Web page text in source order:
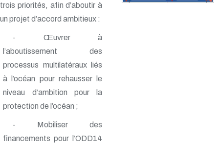
trois priorités, afin d’aboutir à
un projet d’accord ambitieux :
- Œuvrer à
l’aboutissement des
processus multilatéraux liés
à l’océan pour rehausser le
niveau d’ambition pour la
protection de l’océan ;
- Mobiliser des
financements pour l’ODD14